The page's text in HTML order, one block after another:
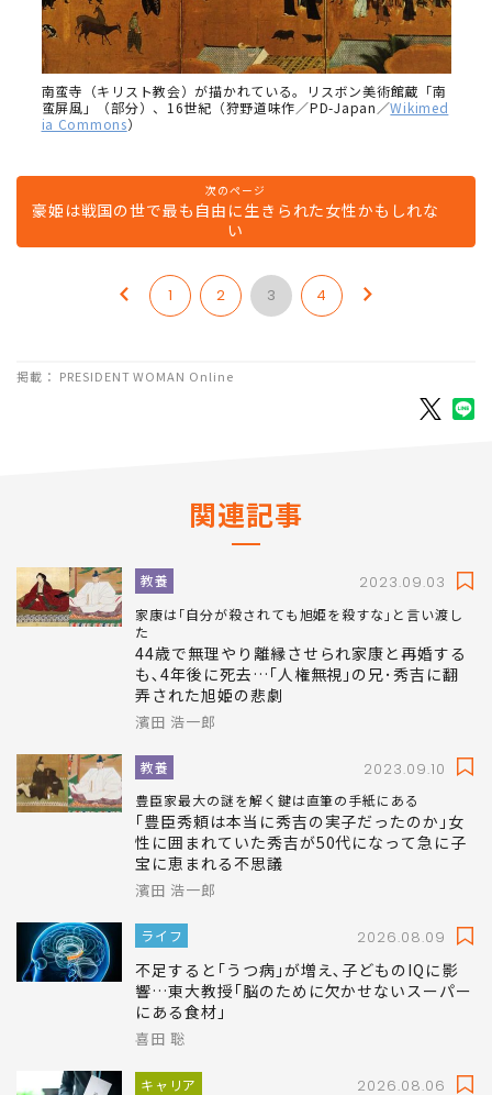
南蛮寺（キリスト教会）が描かれている。リスボン美術館蔵「南
蛮屏風」（部分）、16世紀（狩野道味作／PD-Japan／Wikimed
ia Commons）
次のページ
豪姫は戦国の世で最も自由に生きられた女性かもしれな
い
1 2 3 4
掲載： PRESIDENT WOMAN Online
関連記事
教養 2023.09.03
家康は｢自分が殺されても旭姫を殺すな｣と言い渡し
た
44歳で無理やり離縁させられ家康と再婚する
も､4年後に死去…｢人権無視｣の兄･秀吉に翻
弄された旭姫の悲劇
濱田 浩一郎
教養 2023.09.10
豊臣家最大の謎を解く鍵は直筆の手紙にある
｢豊臣秀頼は本当に秀吉の実子だったのか｣女
性に囲まれていた秀吉が50代になって急に子
宝に恵まれる不思議
濱田 浩一郎
ライフ 2026.08.09
不足すると｢うつ病｣が増え､子どものIQに影
響…東大教授｢脳のために欠かせないスーパー
にある食材｣
喜田 聡
キャリア 2026.08.06